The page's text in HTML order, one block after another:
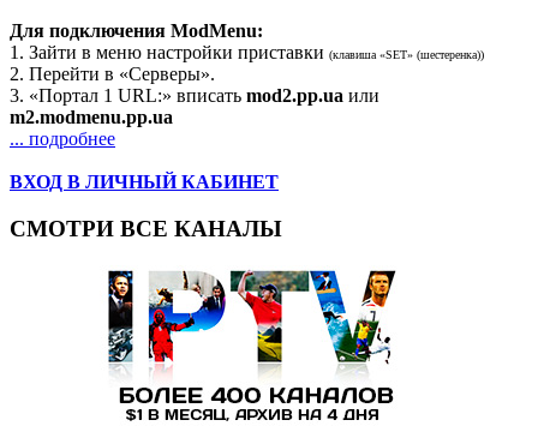
Для подключения ModMenu:
1. Зайти в меню настройки приставки (клавиша «SET» (шестеренка))
2. Перейти в «Серверы».
3. «Портал 1 URL:» вписать mod2.pp.ua или
m2.modmenu.pp.ua
... подробнее
ВХОД В ЛИЧНЫЙ КАБИНЕТ
СМОТРИ ВСЕ КАНАЛЫ